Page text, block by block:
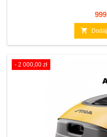

- 2 000,00 zł